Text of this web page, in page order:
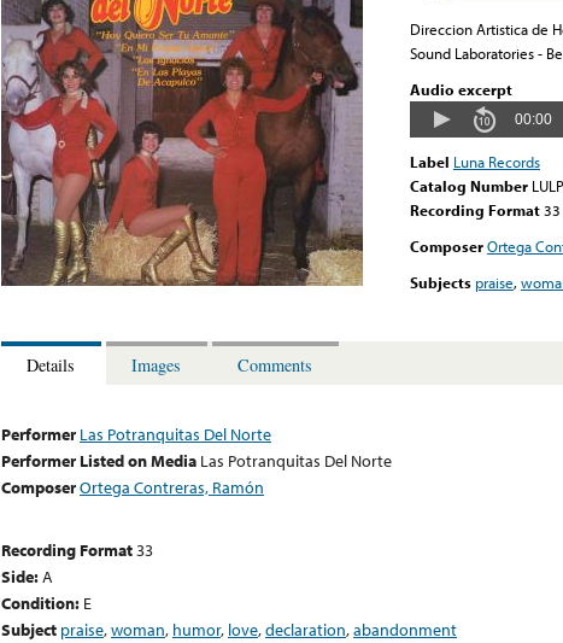
Direccion Artistica de
Sound Laboratories -
Audio excerpt
00:00
Label Luna Records
Catalog Number
Recording Format33
ComposerOrtega
Subjects praise,
Details Images Comments
Performer Las Potranquitas Del Norte
Performer Listed on Media Las Potranquitas Del Norte
ComposerOrtega Contreras, Ramón
Recording Format33
Side:A
Condition: E
Subject praise,woman, humor, love,declaration,abandonment